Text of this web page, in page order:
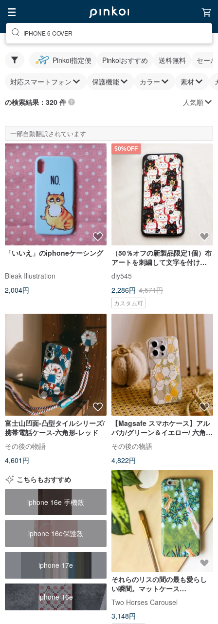
IPHONE 6 COVER
Pinkoi指定便 Pinkoiおすすめ 送料無料 セー
対応スマートフォン 保護機能 カラー 素材
の検索結果：320 件 人気順
一部自動翻訳されています
「いいえ」のiphoneケーシング
Bleak Illustration
2,004円
50%OFF
（50％オフの新製品限定1個）布
アートを刺繍して文字を付ける
ことができますApple携帯電話ケ
ースiPhone（i6.i6s、
i6splus.i7.i7plus）クリエイテ
ィブな携帯電話ケース保護シェ
ルラッキーキャットバースデー
diy545
2,286円 4,571円
カスタム可
富士山凹面-凸型タイルシリーズ/
携帯電話ケース-六角形-レッド
その後の物語
4,601円
【Magsafe スマホケース】アル
パカ/グリーン＆イエロー/ 六角形
タイルシリーズ
その後の物語
4,822円
こちらもおすすめ
iphone 16e 手機殼
iphone 16e保護殼
iphone 17e
iphone 16e
それらのリスの間の最も愛らし
い瞬間。マットケース
（iPhone、HTC、Samsung、
Sony）
Two Horses Carousel
3,148円